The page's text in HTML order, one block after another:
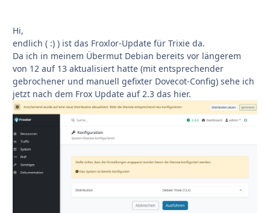
Hi,
endlich ( :) ) ist das Froxlor-Update für Trixie da.
Da ich in meinem Übermut Debian bereits vor längerem
von 12 auf 13 aktualisiert hatte (mit entsprechender
gebrochener und manuell gefixter Dovecot-Config) sehe ich
jetzt nach dem Frox Update auf 2.3 das hier.